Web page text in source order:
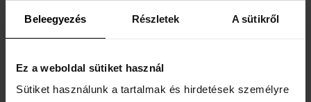
Beleegyezés Részletek A sütikről
Ez a weboldal sütiket használ
Sütiket használunk a tartalmak és hirdetések személyre